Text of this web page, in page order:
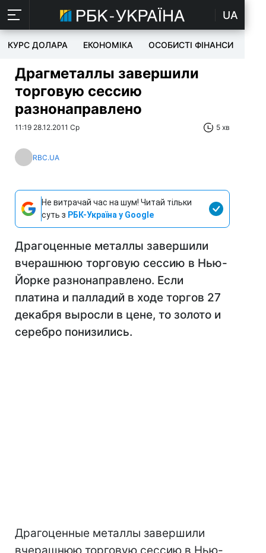
UA
КУРС ДОЛАРА ЕКОНОМІКА ОСОБИСТІ ФІНАНСИ
Драгметаллы завершили
торговую сессию
разнонаправлено
11:19 28.12.2011 Ср 5 хв
RBC.UA
Не витрачай час на шум! Читай тільки
суть з РБК-Україна у Google
Драгоценные металлы завершили
вчерашнюю торговую сессию в Нью-
Йорке разнонаправлено. Если
платина и палладий в ходе торгов 27
декабря выросли в цене, то золото и
серебро понизились.
Драгоценные металлы завершили